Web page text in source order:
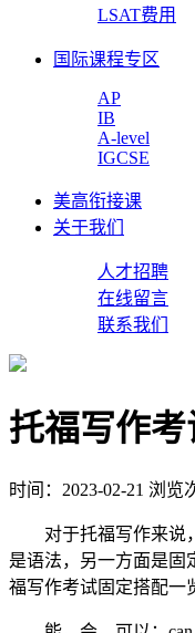
LSAT费用
国际课程专区
AP
IB
A-level
IGCSE
美高衔接课
关于我们
人才招聘
在线留言
联系我们
托福写作
时间：2023-02-21 浏览
对于托福写作来说，
是语法，另一方面是固
福写作考试固定搭配一